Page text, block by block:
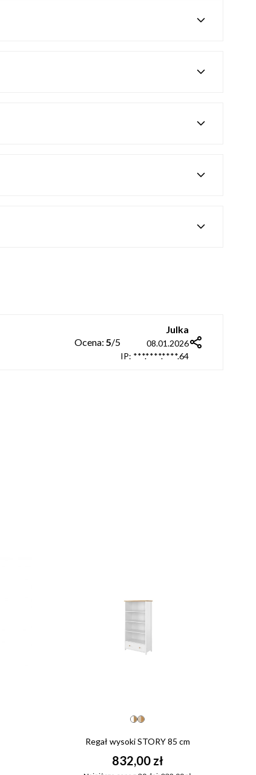
Ocena:5/5
Julka
08.01.2026
IP: ***.****.****.64
Facebook X LinkedIn
Regał wysoki STORY 85 cm
832,00 zł